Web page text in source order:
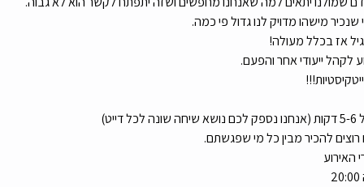
אז בכלל מעולה!
לקהל ייעודי אחר והפעם.
להכיר מבין כל מי שפגשתם.
האירוע